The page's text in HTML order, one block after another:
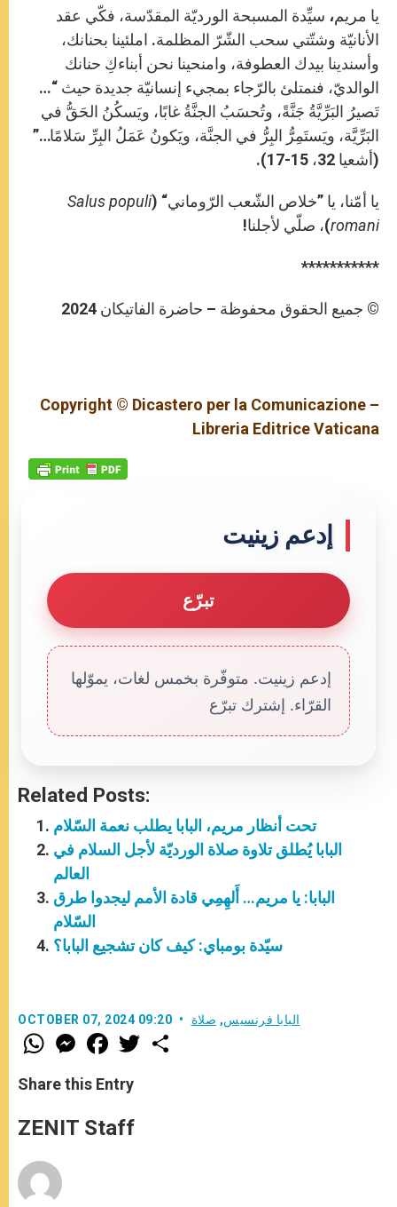
يا مريم، سيِّدة المسبحة الورديّة المقدّسة، فكّي عقد
الأنانيّة وشتّتي سحب الشّرّ المظلمة. املئينا بحنانك،
وأسندينا بيدك العطوفة، وامنحينا نحن أبناءكِ حنانك
الوالديّ، فنمتلئ بالرّجاء بمجيء إنسانيّة جديدة حيث “…
تَصيرُ البَرِّيَّةُ جَنَّةً، وتُحسَبُ الجنَّةُ غابًا، ويَسكُنُ الحَقُّ في
البَرِّيَّة، ويَستَمِرُّ البِرُّ في الجنَّة، ويَكونُ عَمَلُ البِرِّ سَلامًا…”
(أشعيا 32، 15-17).
يا أمّنا، يا ”خلاص الشّعب الرّوماني“ (Salus populi
romani)، صلّي لأجلنا!
***********
© جميع الحقوق محفوظة – حاضرة الفاتيكان 2024
Copyright © Dicastero per la Comunicazione –
Libreria Editrice Vaticana
إدعم زينيت
تبرّع
إدعم زينيت. متوفّرة بخمس لغات، يموّلها
القرّاء. إشترك تبرّع
Related Posts:
تحت أنظار مريم، البابا يطلب نعمة السّلام
البابا يُطلق تلاوة صلاة الورديّة لأجل السلام في
العالم
البابا: يا مريم… أَلهِمِي قادة الأمم ليجدوا طرق
السّلام
سيّدة بومباي: كيف كان تشجيع البابا؟
OCTOBER 07, 2024 09:20 البابا فرنسيس, صلاة
W
h
t
s
p
p
M
e
s
e
g
e
F
a
e
b
o
k
w
Share this Entry
ZENIT Staff